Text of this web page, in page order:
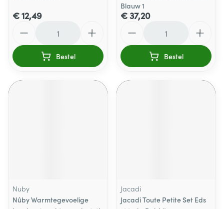
€ 12,49
Bestel
Blauw 1
€ 37,20
Bestel
Nuby
Nûby Warmtegevoelige
Jacadi
Jacadi Toute Petite Set Eds